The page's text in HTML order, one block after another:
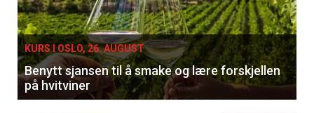
KURS I OSLO, 26. AUGUST
Benytt sjansen til å smake og lære forskjellen
på hvitviner